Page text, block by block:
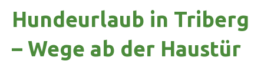
Hundeurlaub in Triberg
– Wege ab der Haustür